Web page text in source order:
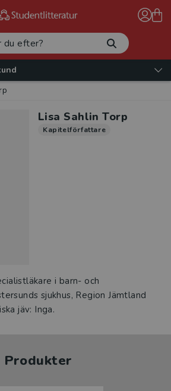
Lisa Sahlin Torp
Kapitelförfattare
i barn- och
sjukhus, Region Jämtland
jäv: Inga.
Produkter